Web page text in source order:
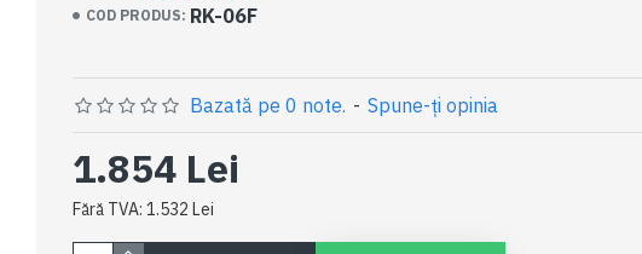
COD PRODUS: RK-06F
Bazată pe 0 note. - Spune-ţi opinia
1.854 Lei
Fără TVA: 1.532 Lei